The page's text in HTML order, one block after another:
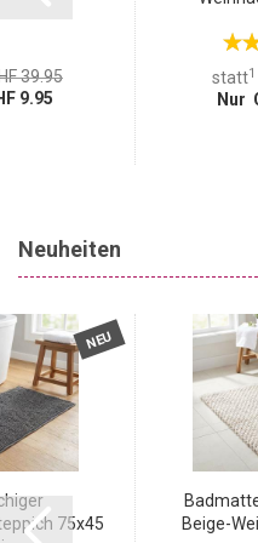
Schlafzimmer oder Home-
Akzente und sorgt für ein
39.95
9.95
statt1
Nur
Neuheiten
NEU
75x45
Beige-